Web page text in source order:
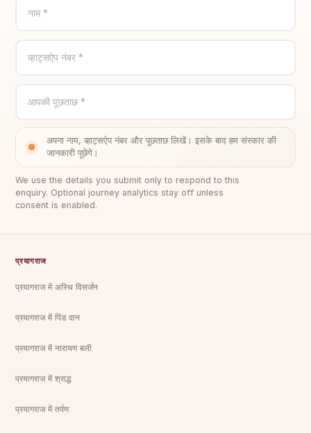
नाम *
व्हाट्सऐप नंबर *
आपकी पूछताछ *
अपना नाम, व्हाट्सऐप नंबर और पूछताछ लिखें। इसके बाद हम संस्कार की
जानकारी पूछेंगे।
We use the details you submit only to respond to this
enquiry. Optional journey analytics stay off unless
consent is enabled.
प्रयागराज
प्रयागराज में अस्थि विसर्जन
प्रयागराज में पिंड दान
प्रयागराज में नारायण बली
प्रयागराज में श्राद्ध
प्रयागराज में तर्पण